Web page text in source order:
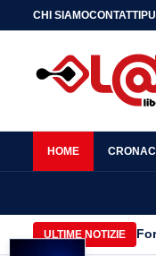
CHI SIAMOCONTATTI
HOME
ULTIME NOTIZIE